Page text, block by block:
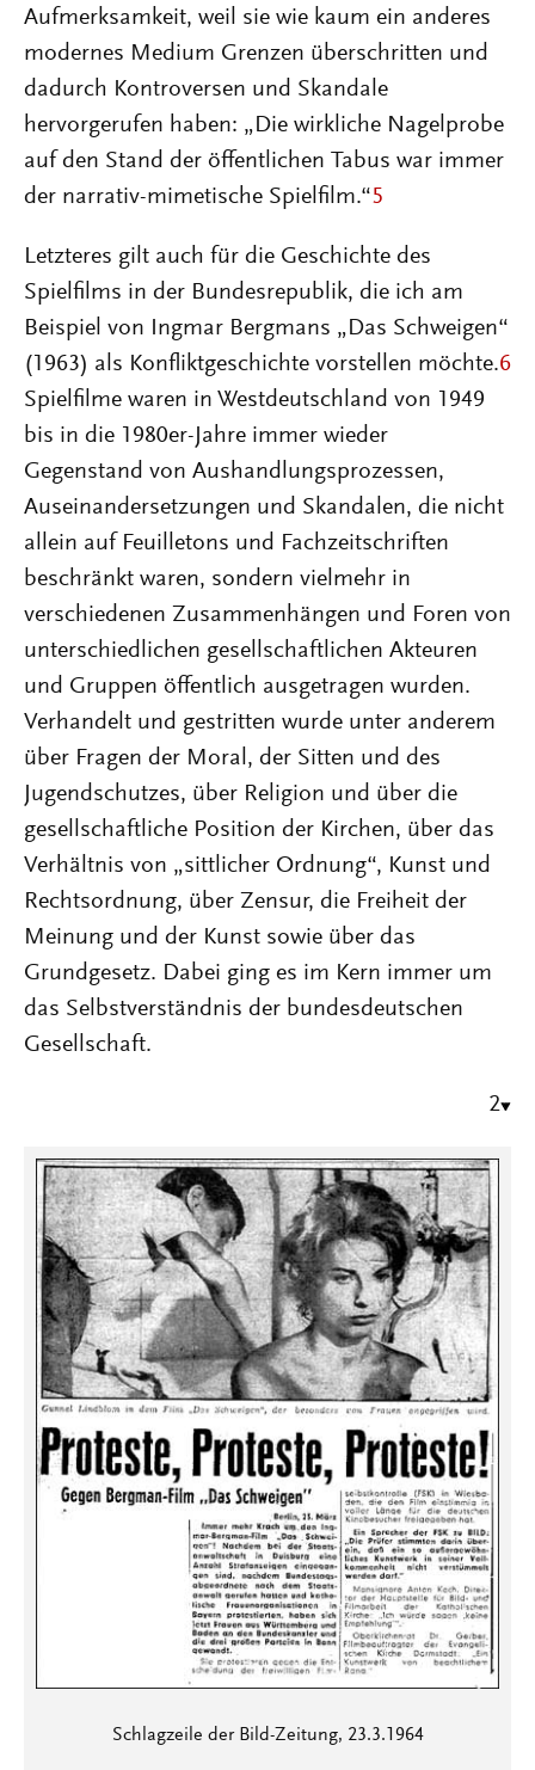
Aufmerksamkeit, weil sie wie kaum ein anderes
modernes Medium Grenzen überschritten und
dadurch Kontroversen und Skandale
hervorgerufen haben: „Die wirkliche Nagelprobe
auf den Stand der öffentlichen Tabus war immer
der narrativ-mimetische Spielfilm.“5
Letzteres gilt auch für die Geschichte des
Spielfilms in der Bundesrepublik, die ich am
Beispiel von Ingmar Bergmans „Das Schweigen“
(1963) als Konfliktgeschichte vorstellen möchte.6
Spielfilme waren in Westdeutschland von 1949
bis in die 1980er-Jahre immer wieder
Gegenstand von Aushandlungsprozessen,
Auseinandersetzungen und Skandalen, die nicht
allein auf Feuilletons und Fachzeitschriften
beschränkt waren, sondern vielmehr in
verschiedenen Zusammenhängen und Foren von
unterschiedlichen gesellschaftlichen Akteuren
und Gruppen öffentlich ausgetragen wurden.
Verhandelt und gestritten wurde unter anderem
über Fragen der Moral, der Sitten und des
Jugendschutzes, über Religion und über die
gesellschaftliche Position der Kirchen, über das
Verhältnis von „sittlicher Ordnung“, Kunst und
Rechtsordnung, über Zensur, die Freiheit der
Meinung und der Kunst sowie über das
Grundgesetz. Dabei ging es im Kern immer um
das Selbstverständnis der bundesdeutschen
Gesellschaft.
2
Schlagzeile der Bild-Zeitung, 23.3.1964